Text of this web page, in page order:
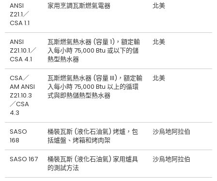
ANSI
Z21.1／
CSA 1.1
家用烹調瓦斯燃氣電器 北美
ANSI
Z21.10.1／
CSA 4.1
瓦斯燃氣熱水器 (容量 1)，額定輸
入每小時 75,000 Btu 或以下的儲
熱型熱水器
北美
CSA／
AM ANSI
Z21.10.3
／CSA
4.3
瓦斯燃氣熱水器 (容量 III)，額定輸
入每小時 75,000 Btu 以上的循環
式與即熱儲熱型熱水器
北美
SASO
168
桶裝瓦斯 (液化石油氣) 烤爐，包
括爐盤、烤箱和烤肉架
沙烏地阿拉伯
SASO 167
桶裝瓦斯 (液化石油氣) 家用爐具
的測試方法
沙烏地阿拉伯